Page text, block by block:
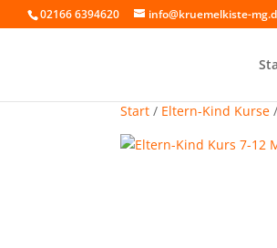
02166 6394620 info@kruemelkiste-
Start / Eltern-Kind Kurse